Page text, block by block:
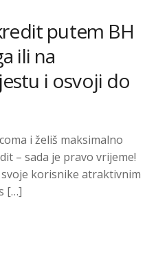
putem BH
ili na
i osvoji do
i želiš maksimalno
– sada je pravo vrijeme!
korisnike atraktivnim
[…]